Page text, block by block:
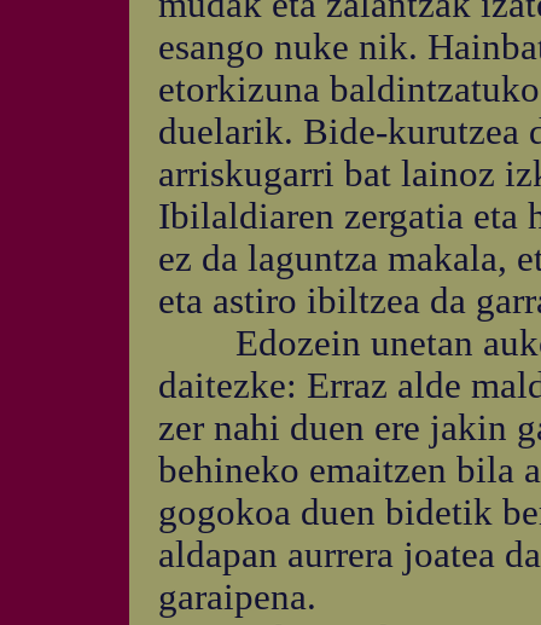
esango nuke nik.
etorkizuna
duelarik. Bide-kurutzea
arriskugarri bat lainoz
Ibilaldiaren zergatia eta
ez da laguntza makala,
eta astiro ibiltzea da
Edozein unetan
daitezke: Erraz alde
zer nahi duen ere jakin
behineko emaitzen bila
gogokoa duen bidetik
aldapan aurrera joatea
garaipena.